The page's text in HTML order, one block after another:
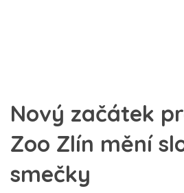
Nový začátek
Zoo Zlín mění
smečky